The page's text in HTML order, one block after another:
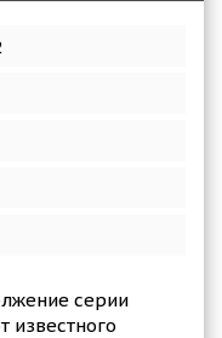
серии
известного